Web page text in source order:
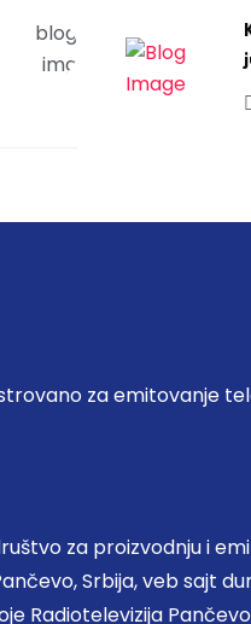
za emitovanje
za proizvodnju i
Srbija, veb sajt
Radiotelevizija